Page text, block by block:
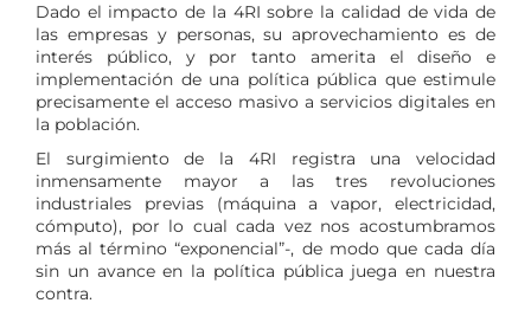
Dado el impacto de la 4RI sobre la calidad de vida de
las empresas y personas, su aprovechamiento es de
interés público, y por tanto amerita el diseño e
implementación de una política pública que estimule
precisamente el acceso masivo a servicios digitales en
la población.
El surgimiento de la 4RI registra una velocidad
inmensamente mayor a las tres revoluciones
industriales previas (máquina a vapor, electricidad,
cómputo), por lo cual cada vez nos acostumbramos
más al término “exponencial”-, de modo que cada día
sin un avance en la política pública juega en nuestra
contra.